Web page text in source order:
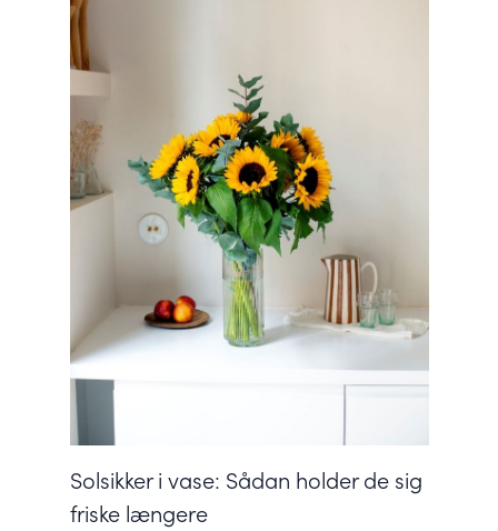
Solsikker i vase: Sådan holder de sig
friske længere